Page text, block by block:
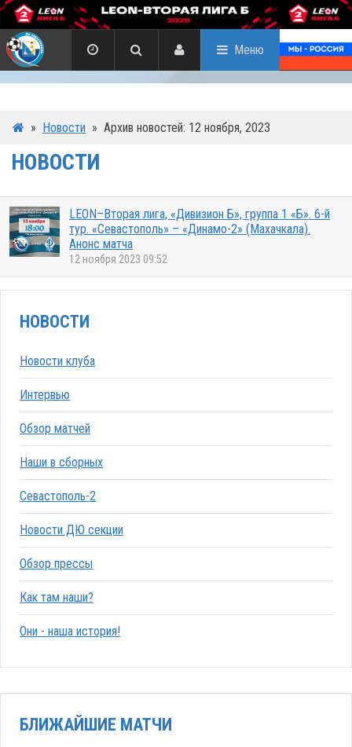
Меню
» Новости » Архив новостей: 12 ноября, 2023
НОВОСТИ
LEON–Вторая лига, «Дивизион Б», группа 1 «Б». 6-й
тур. «Севастополь» – «Динамо-2» (Махачкала).
Анонс матча
12 ноября 2023 09:52
НОВОСТИ
Новости клуба
Интервью
Обзор матчей
Наши в сборных
Севастополь-2
Новости ДЮ секции
Обзор прессы
Как там наши?
Они - наша история!
БЛИЖАЙШИЕ МАТЧИ